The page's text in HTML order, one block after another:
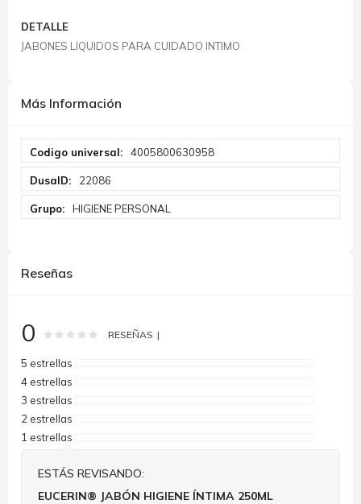
DETALLE
JABONES LIQUIDOS PARA CUIDADO INTIMO
Más Información
Información
4005800630958
22086
HIGIENE PERSONAL
Reseñas
0 Rating: % of100
RESEÑAS
5 estrellas
4 estrellas
3 estrellas
2 estrellas
1 estrellas
ESTÁS REVISANDO:
EUCERIN® JABÓN HIGIENE ÍNTIMA 250ML